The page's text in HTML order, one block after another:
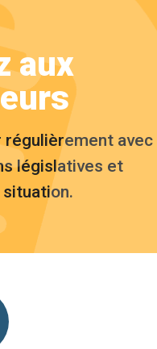
aux
régulièrement avec
législatives et